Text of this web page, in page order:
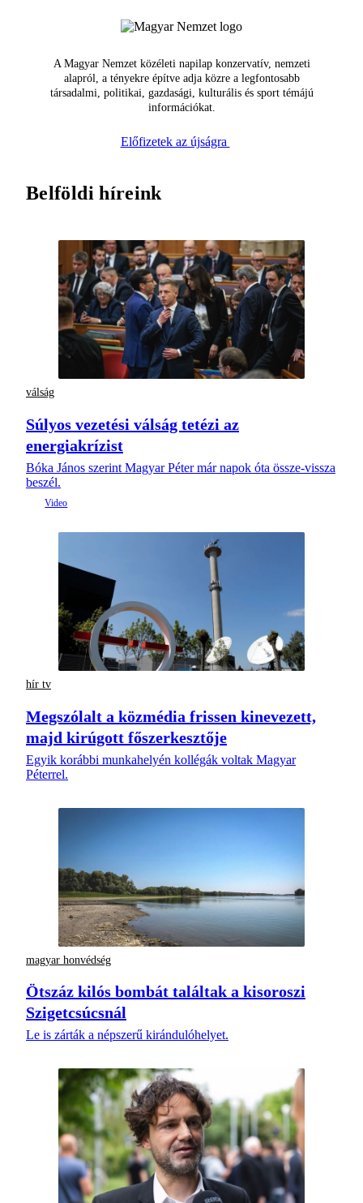
A Magyar Nemzet közéleti napilap konzervatív, nemzeti
alapról, a tényekre építve adja közre a legfontosabb
társadalmi, politikai, gazdasági, kulturális és sport témájú
információkat.
Előfizetek az újságra
Belföldi híreink
válság
Súlyos vezetési válság tetézi az
energiakrízist
Bóka János szerint Magyar Péter már napok óta össze-vissza
beszél.
hír tv
Megszólalt a közmédia frissen kinevezett,
majd kirúgott főszerkesztője
Egyik korábbi munkahelyén kollégák voltak Magyar
Péterrel.
magyar honvédség
Ötszáz kilós bombát találtak a kisoroszi
Szigetcsúcsnál
Le is zárták a népszerű kirándulóhelyet.